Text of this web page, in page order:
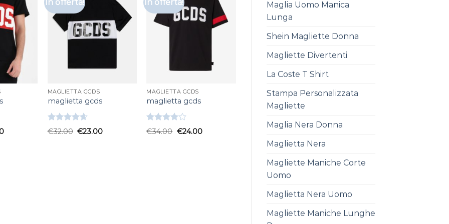
Maglia Uomo Manica
Lunga
Shein Magliette Donna
Magliette Divertenti
La Coste T Shirt
Stampa Personalizzata
Magliette
Maglia Nera Donna
Maglietta Nera
Magliette Maniche Corte
Uomo
Maglietta Nera Uomo
Magliette Maniche Lunghe
In offerta!
MAGLIETTA GCDS
maglietta gcds
Valutato
4.67su 5
€32.00 €23.00
In offerta!
MAGLIETTA GCDS
maglietta gcds
Valutato
4.00su
€34.00 €24.00